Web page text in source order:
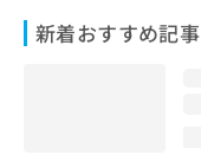
新着おすすめ記事
問